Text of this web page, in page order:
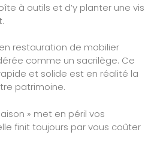
à outils et d’y planter une vis
restauration de mobilier
comme un sacrilège. Ce
et solide est en réalité la
patrimoine.
» met en péril vos
finit toujours par vous coûter